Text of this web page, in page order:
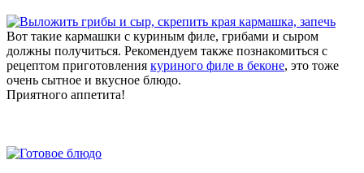
Вот такие кармашки с куриным филе, грибами и сыром
должны получиться. Рекомендуем также познакомиться с
рецептом приготовления куриного филе в беконе, это тоже
очень сытное и вкусное блюдо.
Приятного аппетита!